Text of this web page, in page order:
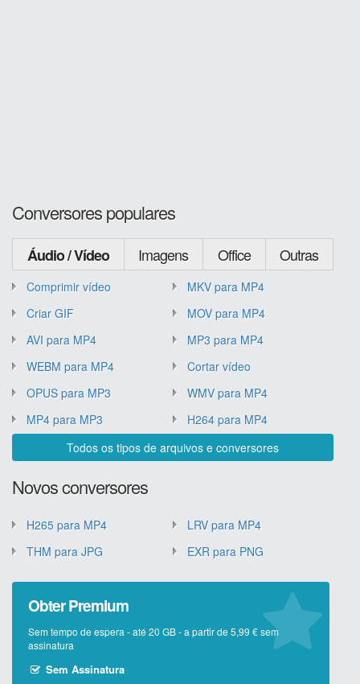
Conversores populares
Áudio / Vídeo Imagens Office Outras
Comprimir vídeo
MKV para MP4
Criar GIF
MOV para MP4
AVI para MP4
MP3 para MP4
WEBM para MP4
Cortar vídeo
OPUS para MP3
WMV para MP4
MP4 para MP3
H264 para MP4
Todos os tipos de arquivos e conversores
Novos conversores
H265 para MP4
LRV para MP4
THM para JPG
EXR para PNG
Obter Premium
Sem tempo de espera - até 20 GB - a partir de 5,99 € sem
assinatura
Sem Assinatura